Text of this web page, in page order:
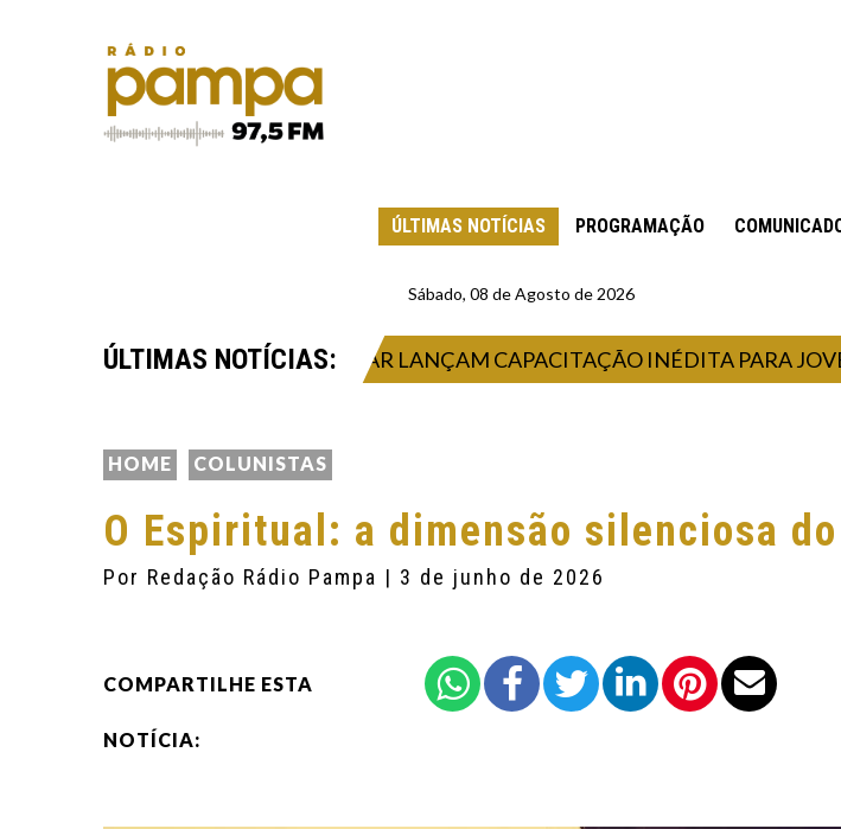
ÚLTIMAS NOTÍCIAS PROGRAMAÇÃO
Sábado, 08 de Agosto de 2026
ÚLTIMAS NOTÍCIAS:
E FUNDAÇÃO PROJETO PESCAR LANÇAM CAPACITAÇÃO INÉDITA PARA JOVENS
HOME COLUNISTAS
O Espiritual: a dimensão silenciosa
Por Redação Rádio Pampa | 3 de junho de 2026
COMPARTILHE ESTA
NOTÍCIA: